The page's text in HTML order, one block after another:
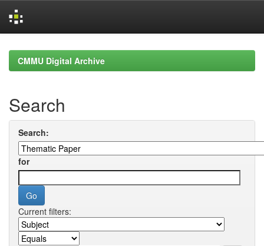
navigationCMMU Digital Archive
Search
Search:
for
Current filters: